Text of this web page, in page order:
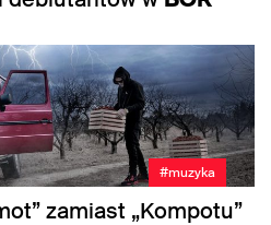
#muzyka
zamiast „Kompotu”